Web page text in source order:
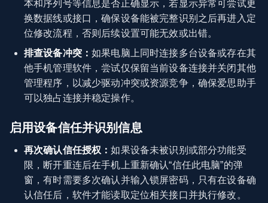
本和序列号等信息是否正确显示，若显示异常可尝试更
换数据线或接口，确保设备能被完整识别之后再进入定
位修改流程，否则后续设置可能无效或出错。
排查设备冲突：如果电脑上同时连接多台设备或存在其
他手机管理软件，尝试仅保留当前设备连接并关闭其他
管理程序，以减少驱动冲突或资源竞争，确保爱思助手
可以独占连接并稳定操作。
启用设备信任并识别信息
再次确认信任授权：如果设备未被识别或部分功能受
限，断开重连后在手机上重新确认“信任此电脑”的弹
窗，有时需要多次确认并输入锁屏密码，只有在设备确
认信任后，软件才能读取定位相关接口并执行修改。